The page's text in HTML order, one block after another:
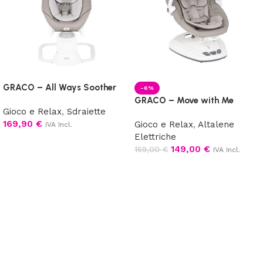
GRACO – All Ways Soother
Gioco e Relax, Sdraiette
169,90 € IVA Incl.
-6%
GRACO – Move with Me
Gioco e Relax, Altalene
Elettriche
159,00€ 149,00 € IVA Incl.